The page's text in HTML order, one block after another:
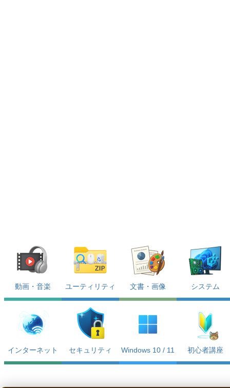
動画・音楽 ユーティリティ 文書・画像 システム
インターネット セキュリティ Windows 10 / 11 初心者講座